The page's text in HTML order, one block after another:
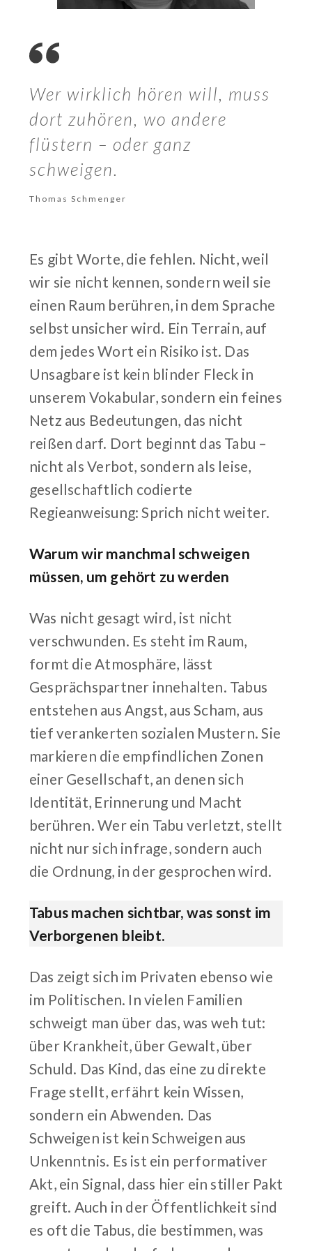
Wer wirklich hören will, muss
dort zuhören, wo andere
flüstern – oder ganz
schweigen.
Thomas Schmenger
Es gibt Worte, die fehlen. Nicht, weil
wir sie nicht kennen, sondern weil sie
einen Raum berühren, in dem Sprache
selbst unsicher wird. Ein Terrain, auf
dem jedes Wort ein Risiko ist. Das
Unsagbare ist kein blinder Fleck in
unserem Vokabular, sondern ein feines
Netz aus Bedeutungen, das nicht
reißen darf. Dort beginnt das Tabu –
nicht als Verbot, sondern als leise,
gesellschaftlich codierte
Regieanweisung: Sprich nicht weiter.
Warum wir manchmal schweigen
müssen, um gehört zu werden
Was nicht gesagt wird, ist nicht
verschwunden. Es steht im Raum,
formt die Atmosphäre, lässt
Gesprächspartner innehalten. Tabus
entstehen aus Angst, aus Scham, aus
tief verankerten sozialen Mustern. Sie
markieren die empfindlichen Zonen
einer Gesellschaft, an denen sich
Identität, Erinnerung und Macht
berühren. Wer ein Tabu verletzt, stellt
nicht nur sich infrage, sondern auch
die Ordnung, in der gesprochen wird.
Tabus machen sichtbar, was sonst im
Verborgenen bleibt.
Das zeigt sich im Privaten ebenso wie
im Politischen. In vielen Familien
schweigt man über das, was weh tut:
über Krankheit, über Gewalt, über
Schuld. Das Kind, das eine zu direkte
Frage stellt, erfährt kein Wissen,
sondern ein Abwenden. Das
Schweigen ist kein Schweigen aus
Unkenntnis. Es ist ein performativer
Akt, ein Signal, dass hier ein stiller Pakt
greift. Auch in der Öffentlichkeit sind
es oft die Tabus, die bestimmen, was